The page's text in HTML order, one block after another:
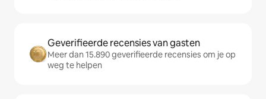
Geverifieerde recensies van gasten
Meer dan 15.890 geverifieerde recensies om je op
weg te helpen